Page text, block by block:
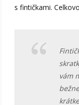
s fintičkami.
vám